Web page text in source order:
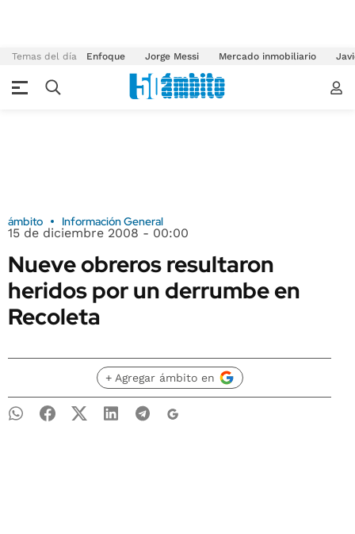
Temas del día Enfoque Jorge Messi Mercado inmobiliario
ámbito Información General
15 de diciembre 2008 - 00:00
Nueve obreros resultaron
heridos por un derrumbe en
Recoleta
+ Agregar ámbito en